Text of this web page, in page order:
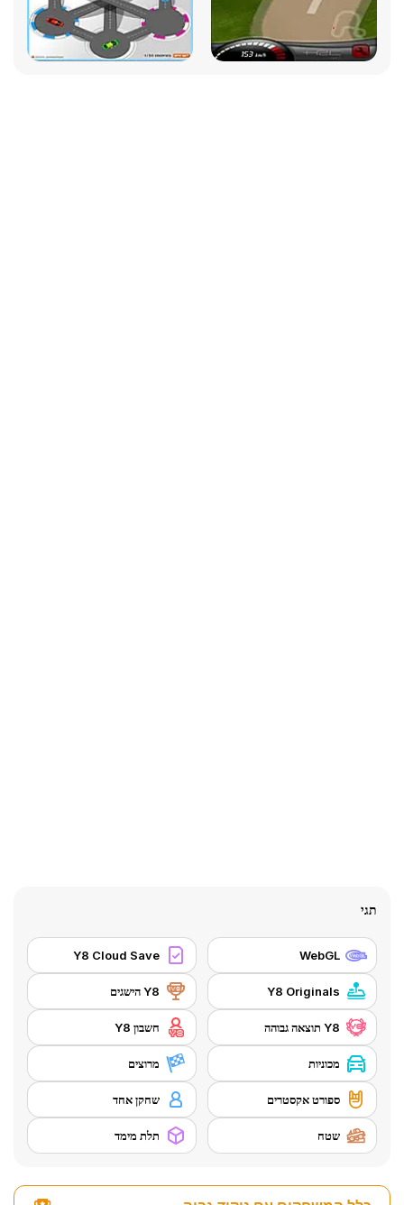
תגי
WebGL
Y8 Cloud Save
Y8 Originals Y8 הישגים
Y8 תוצאה גבוהה חשבון Y8
מכוניות מרוצים
ספורט אקסטרים שחקן אחד
שטח תלת מימד